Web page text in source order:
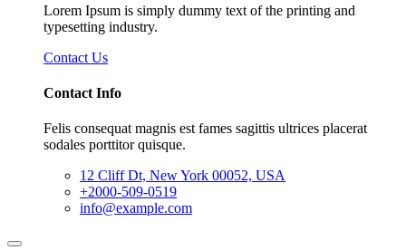
Lorem Ipsum is simply dummy text of the printing and
typesetting industry.
Contact Us
Contact Info
Felis consequat magnis est fames sagittis ultrices placerat
sodales porttitor quisque.
12 Cliff Dt, New York 00052, USA
+2000-509-0519
info@example.com